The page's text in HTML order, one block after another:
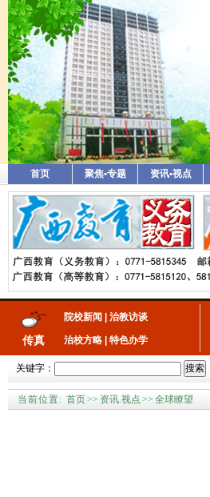
首页 聚焦•专题 资讯•视点
传真
院校新闻 治教访谈
治校方略 特色办学
关键字： 搜索
当前位置: 首页>> 资讯.视点 >> 全球瞭望